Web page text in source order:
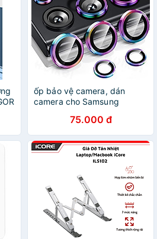
ốp bảo vệ camera, dán
camera cho Samsung
Hàng chính hãng
75.000 đ